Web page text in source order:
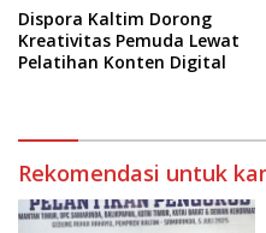
Dispora Kaltim Dorong
Kreativitas Pemuda Lewat
Pelatihan Konten Digital
Rekomendasi untuk